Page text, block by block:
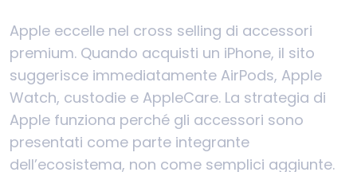
Apple eccelle nel cross selling di accessori
premium. Quando acquisti un iPhone, il sito
suggerisce immediatamente AirPods, Apple
Watch, custodie e AppleCare. La strategia di
Apple funziona perché gli accessori sono
presentati come parte integrante
dell’ecosistema, non come semplici aggiunte.